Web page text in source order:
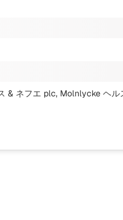
& ネフエ plc, Molnlycke ヘ